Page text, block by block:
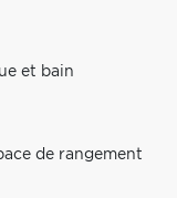
et bain
de rangement